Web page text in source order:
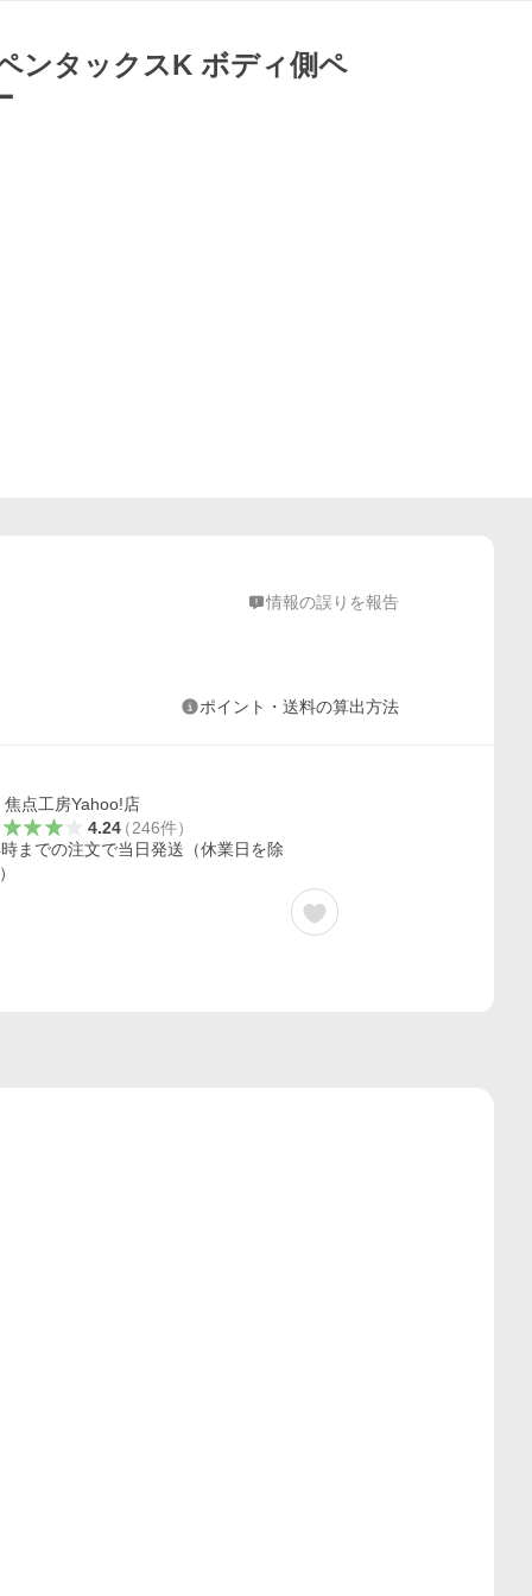
ンタックスK ボディ側ペ
情報の誤りを報告
ポイント・送料の算出方法
焦点工房Yahoo!店
4.24（246件）
までの注文で当日発送（休業日を除